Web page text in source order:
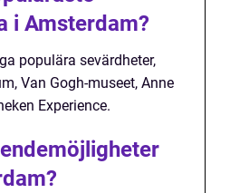
i Amsterdam?
populära sevärdheter,
Van Gogh-museet, Anne
Experience.